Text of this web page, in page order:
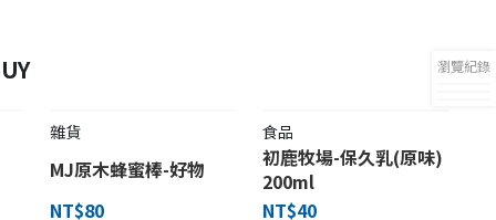
瀏覽紀錄
雜貨
MJ原木蜂蜜棒-好物
NT$80
食品
初鹿牧場-保久乳(原味)
200ml
NT$40